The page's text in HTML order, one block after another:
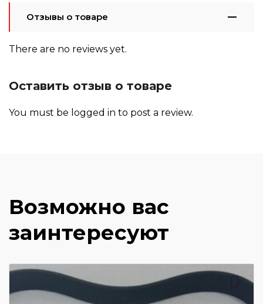
Отзывы о товаре
There are no reviews yet.
Оставить отзыв о товаре
You must be logged in to post a review.
Возможно вас
заинтересуют